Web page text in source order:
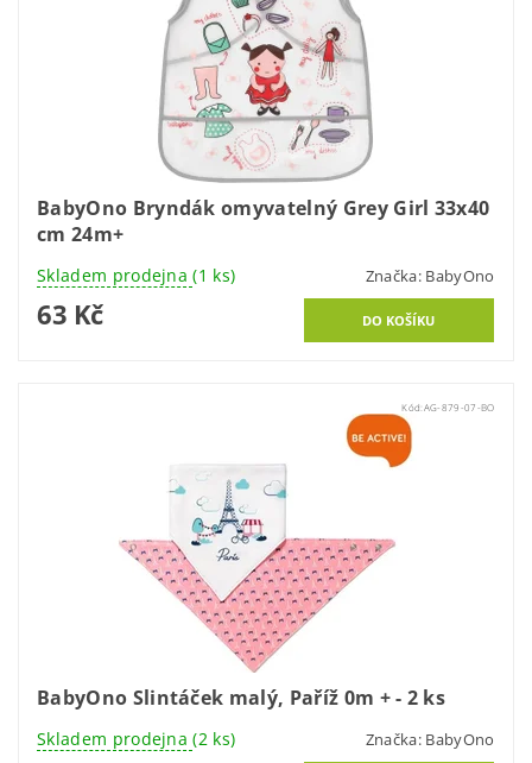
BabyOno Bryndák omyvatelný Grey Girl 33x40
cm 24m+
Skladem prodejna(1 ks) Značka: BabyOno
63 Kč
Kód: AG-879-07-BO
BabyOno Slintáček malý, Paříž 0m + - 2 ks
Skladem prodejna(2 ks) Značka: BabyOno